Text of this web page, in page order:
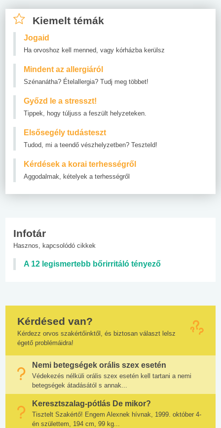
Kiemelt témák
Jogaid
Ha orvoshoz kell menned, vagy kórházba kerülsz
Mindent az allergiáról
Szénanátha? Ételallergia? Tudj meg többet!
Győzd le a stresszt!
Tippek, hogy túljuss a feszült helyzeteken.
Elsősegély tudásteszt
Tudod, mi a teendő vészhelyzetben? Teszteld!
Kérdések a korai terhességről
Aggodalmak, kételyek a terhességről
Infotár
Hasznos, kapcsolódó cikkek
A 12 legismertebb bőrirritáló tényező
Kérdésed van?
Kérdezz orvos szakértőinktől, és biztosan választ lelsz
égető problémáidra!
Nemi betegségek orális szex esetén
Védekezés nélküli orális szex esetén kell tartani a nemi
betegségek átadásától s annak...
Keresztszalag-pótlás De mikor?
Tisztelt Szakértő! Engem Alexnek hívnak, 1999. október 4-
én születtem, 194 cm, 99 kg...